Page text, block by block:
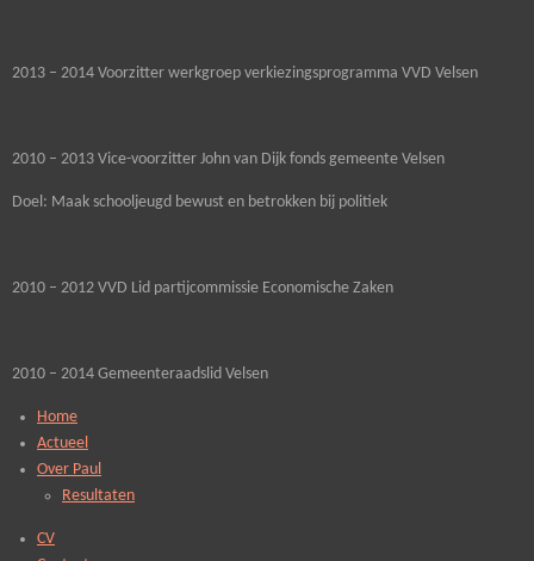
2013 – 2014 Voorzitter werkgroep verkiezingsprogramma VVD Velsen
2010 – 2013 Vice-voorzitter John van Dijk fonds gemeente Velsen
Doel: Maak schooljeugd bewust en betrokken bij politiek
2010 – 2012 VVD Lid partijcommissie Economische Zaken
2010 – 2014 Gemeenteraadslid Velsen
Home
Actueel
Over Paul
Resultaten
CV